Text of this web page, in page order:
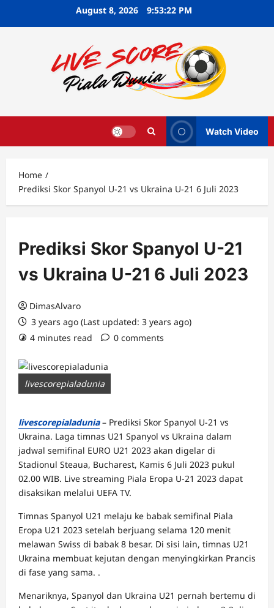
August 8, 2026 9:53:23 PM
Watch Video
Home
Prediksi Skor Spanyol U-21 vs Ukraina U-21 6 Juli 2023
Prediksi Skor Spanyol U-21
vs Ukraina U-21 6 Juli 2023
DimasAlvaro
3 years ago (Last updated: 3 years ago)
4 minutes read
0 comments
livescorepialadunia
livescorepialadunia– Prediksi Skor Spanyol U-21 vs
Ukraina. Laga timnas U21 Spanyol vs Ukraina dalam
jadwal semifinal EURO U21 2023 akan digelar di
Stadionul Steaua, Bucharest, Kamis 6 Juli 2023 pukul
02.00 WIB. Live streaming Piala Eropa U-21 2023 dapat
disaksikan melalui UEFA TV.
Timnas Spanyol U21 melaju ke babak semifinal Piala
Eropa U21 2023 setelah berjuang selama 120 menit
melawan Swiss di babak 8 besar. Di sisi lain, timnas U21
Ukraina membuat kejutan dengan menyingkirkan Prancis
di fase yang sama. .
Menariknya, Spanyol dan Ukraina U21 pernah bertemu di